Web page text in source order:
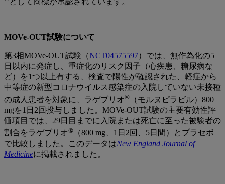
MOVe-OUT試験について
第3相MOVe-OUT試験（NCT04575597）では、無作為化の5
日以内に発症し、重症化のリスク因子（心疾患、糖尿病な
ど）を1つ以上有する、検査で陽性が確認された、軽症から
中等症の新型コロナウイルス感染症の入院していない未接種
の成人患者を対象に、ラゲブリオ® （モルヌピラビル）800
mgを1日2回投与しました。MOVe-OUT試験の主要有効性評
価項目では、29日目までに入院または死亡に至った被験者の
割合をラゲブリオ® （800 mg、1日2回、5日間）とプラセボ
で比較しました。このデータはNew England Journal of
Medicineに掲載されました。